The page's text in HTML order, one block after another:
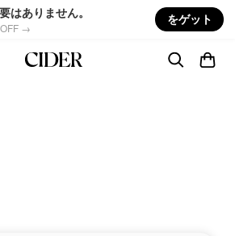
はありません。
→
をゲット